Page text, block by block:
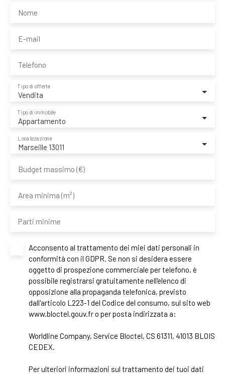
Nome
E-mail
Telefono
Vendita
Tipo di offerta
Appartamento
Tipo di immobile
Marseille 13011
Localizzazione
Budget massimo (€)
Area minima (m²)
Parti minime
Acconsento al trattamento dei miei dati personali in
conformità con il GDPR. Se non si desidera essere
oggetto di prospezione commerciale per telefono, è
possibile registrarsi gratuitamente nell'elenco di
opposizione alla propaganda telefonica, previsto
dall'articolo L223-1 del Codice del consumo, sul sito web
www.bloctel.gouv.fr o per posta indirizzata a:
Worldline Company, Service Bloctel, CS 61311, 41013 BLOIS
CEDEX.
Per ulteriori informazioni sul trattamento dei tuoi dati